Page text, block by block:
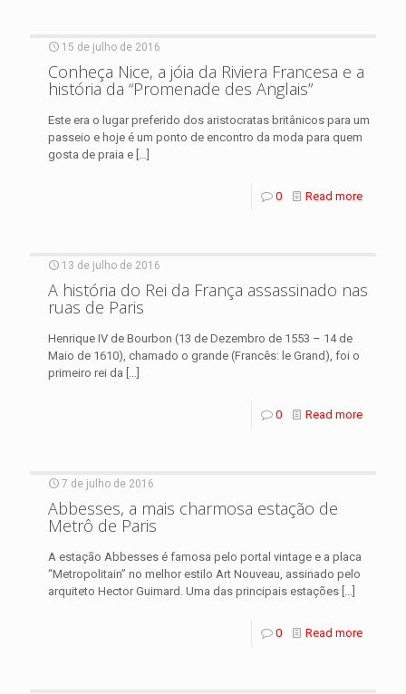
15 de julho de 2016
Conheça Nice, a jóia da Riviera Francesa e a
história da “Promenade des Anglais”
Este era o lugar preferido dos aristocratas britânicos para um
passeio e hoje é um ponto de encontro da moda para quem
gosta de praia e […]
0 Read more
13 de julho de 2016
A história do Rei da França assassinado nas
ruas de Paris
Henrique IV de Bourbon (13 de Dezembro de 1553 – 14 de
Maio de 1610), chamado o grande (Francês: le Grand), foi o
primeiro rei da […]
0 Read more
7 de julho de 2016
Abbesses, a mais charmosa estação de
Metrô de Paris
A estação Abbesses é famosa pelo portal vintage e a placa
“Metropolitain” no melhor estilo Art Nouveau, assinado pelo
arquiteto Hector Guimard. Uma das principais estações […]
0 Read more